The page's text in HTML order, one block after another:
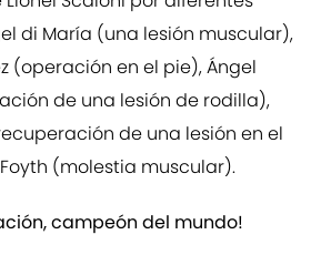
di María (una lesión muscular),
(operación en el pie), Ángel
de una lesión de rodilla),
de una lesión en el
(molestia muscular).
campeón del mundo!